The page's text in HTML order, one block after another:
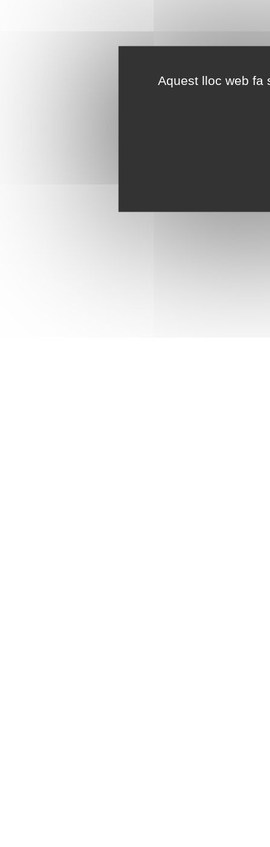
Aquest lloc web fa